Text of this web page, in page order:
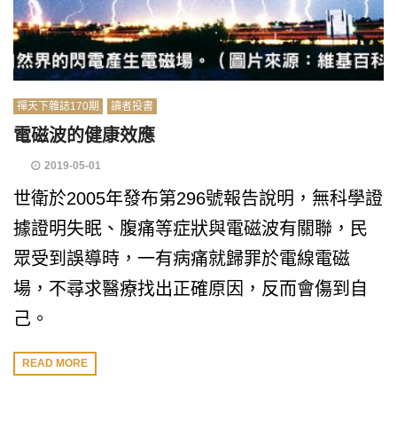
禪天下雜誌170期 讀者投書
電磁波的健康效應
2019-05-01
世衛於2005年發布第296號報告說明，無科學證
據證明失眠、腹痛等症狀與電磁波有關聯，民
眾受到誤導時，一有病痛就歸罪於電線電磁
場，不尋求醫療找出正確原因，反而會傷到自
己。
READ MORE